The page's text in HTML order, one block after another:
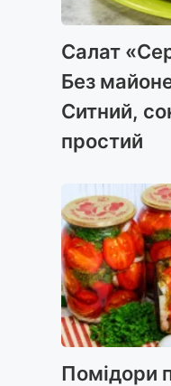
Салат
Без
Ситний,
простий
Помідори